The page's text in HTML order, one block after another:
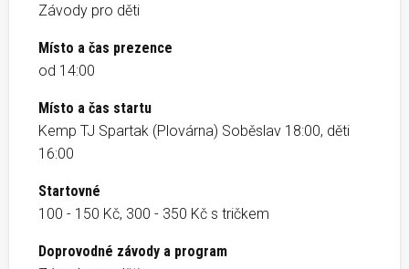
Závody pro děti
Místo a čas prezence
od 14:00
Místo a čas startu
Kemp TJ Spartak (Plovárna) Soběslav 18:00, děti
16:00
Startovné
100 - 150 Kč, 300 - 350 Kč s tričkem
Doprovodné závody a program